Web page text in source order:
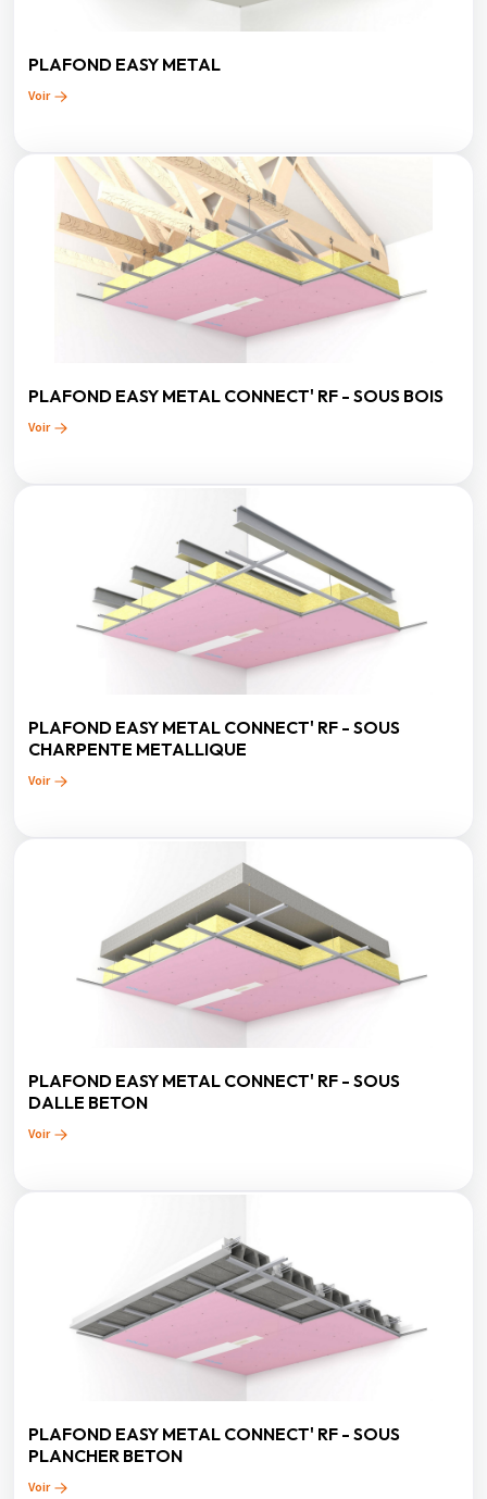
PLAFOND EASY METAL
Voir
PLAFOND EASY METAL CONNECT' RF - SOUS BOIS
Voir
PLAFOND EASY METAL CONNECT' RF - SOUS
CHARPENTE METALLIQUE
Voir
PLAFOND EASY METAL CONNECT' RF - SOUS
DALLE BETON
Voir
PLAFOND EASY METAL CONNECT' RF - SOUS
PLANCHER BETON
Voir